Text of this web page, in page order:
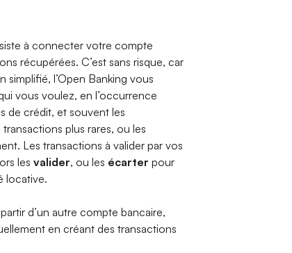
à connecter votre compte
récupérées. C’est sans risque, car
simplifié, l’Open Banking vous
vous voulez, en l’occurrence
de crédit, et souvent les
plus rares, ou les
Les transactions à valider par vos
les valider, ou les écarter pour
locative.
d’un autre compte bancaire,
en créant des transactions